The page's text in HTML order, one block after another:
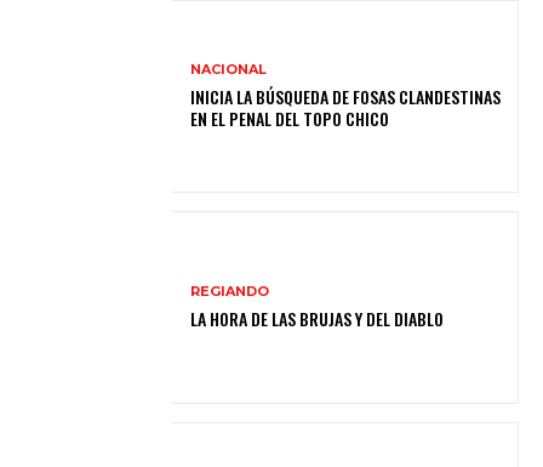
NACIONAL
INICIA LA BÚSQUEDA DE FOSAS CLANDESTINAS
EN EL PENAL DEL TOPO CHICO
REGIANDO
LA HORA DE LAS BRUJAS Y DEL DIABLO